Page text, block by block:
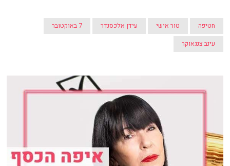
חטיפה טור אישי עידן אלכסנדר
7 באוקטובר
עינב צנגאוקר